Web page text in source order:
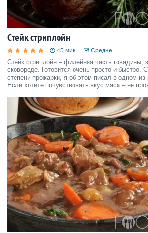
Стейк стриплойн
45 мин. Средне
Стейк стриплойн – филейная часть говядины,
сковороде. Готовится очень просто и быстро.
степени прожарки, я об этом писал в одном из
Если хотите почувствовать вкус мяса – не
не заражено. Можете потребовать у продавцов